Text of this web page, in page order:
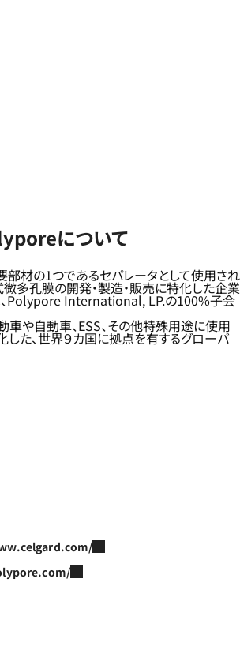
について
部材の1つであるセパレータとして使用され
多孔膜の開発・製造・販売に特化した企業
、Polypore International, LP.の100%子会
や自動車、ESS、その他特殊用途に使用
た、世界９カ国に拠点を有するグローバ